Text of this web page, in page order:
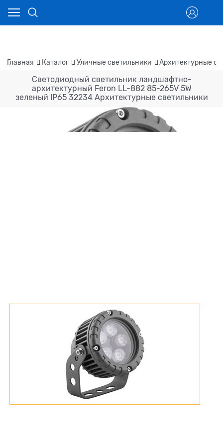
Главная Каталог Уличные светильники Архитектурные
Светодиодный светильник ландшафтно-
архитектурный Feron LL-882 85-265V 5W
зеленый IP65 32234 Архитектурные светильники